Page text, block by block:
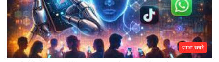
ताजा खबरे